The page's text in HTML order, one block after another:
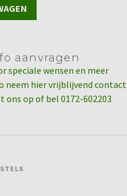
aanvragen
speciale wensen en meer
neem hier vrijblijvend contact
ons op of bel 0172-602203